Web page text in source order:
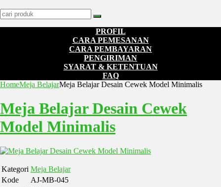
PROFIL
CARA PEMESANAN
CARA PEMBAYARAN
PENGIRIMAN
SYARAT & KETENTUAN
FAQ
HomeMeja BelajarMeja Belajar Desain Cewek Model Minimalis
Meja Belajar Desain Cewek
Model Minimalis
Kategori Meja Belajar
Kode
AJ-MB-045